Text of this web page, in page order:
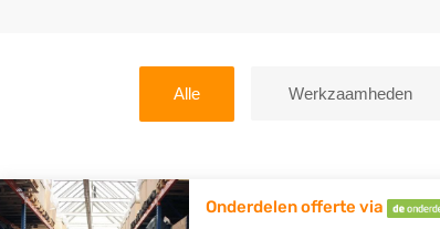
Alle
Onderdelen offerte via